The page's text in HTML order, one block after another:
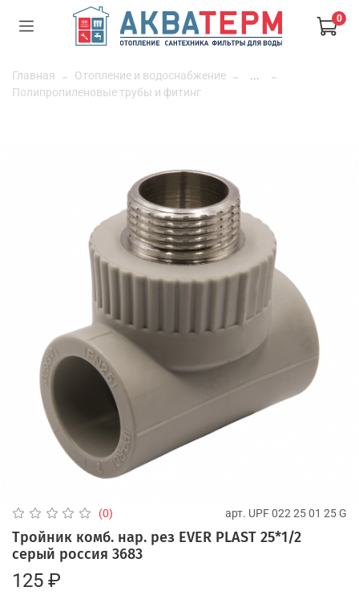
0
Главная Отопление и водоснабжение
...
Полипропиленовые трубы и фитинг
(0) арт. UPF 022 25 01 25 G
Тройник комб. нар. рез EVER PLAST 25*1/2
серый россия 3683
125 ₽